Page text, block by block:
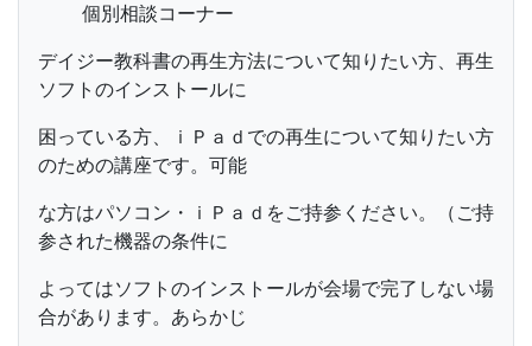
個別相談コーナー
デイジー教科書の再生方法について知りたい方、再生
ソフトのインストールに
困っている方、ｉＰａｄでの再生について知りたい方
のための講座です。可能
な方はパソコン・ｉＰａｄをご持参ください。（ご持
参された機器の条件に
よってはソフトのインストールが会場で完了しない場
合があります。あらかじ